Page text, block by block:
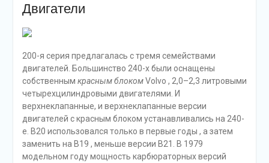
Двигатели
200-я серия предлагалась с тремя семействами
двигателей. Большинство 240-х были оснащены
собственным красным блокомVolvo , 2,0–2,3 литровыми
четырехцилиндровыми двигателями. И
верхнеклапанные, и верхнеклапанные версии
двигателей с красным блоком устанавливались на 240-
е. B20 использовался только в первые годы , а затем
заменить на B19 , меньше версии B21. В 1979
модельном году мощность карбюраторных версий